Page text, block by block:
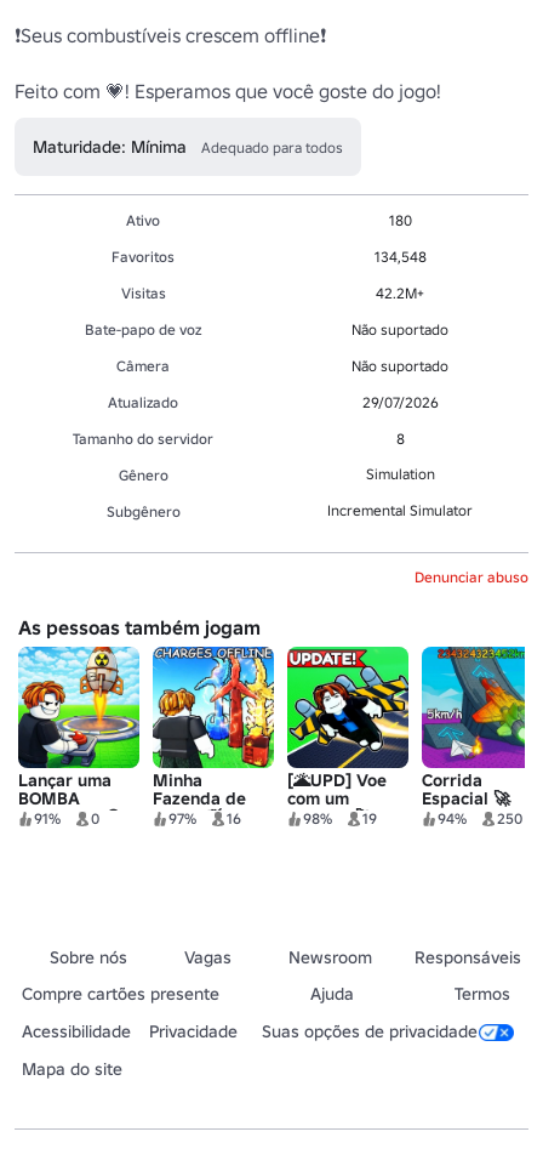
❗Seus combustíveis crescem offline❗
Feito com 💗! Esperamos que você goste do jogo!
Maturidade: Mínima Adequado para todos
Ativo
180
Favoritos
134,548
Visitas
42.2M+
Bate-papo de voz
Não suportado
Câmera
Não suportado
Atualizado
29/07/2026
Tamanho do servidor
8
Gênero
Simulation
Subgênero Incremental Simulator
Denunciar abuso
As pessoas também jogam
Lançar uma
BOMBA
NUCLEAR! ☢️
91% 0
Minha
Fazenda de
Vento 🍃
97% 16
[🌋UPD] Voe
com um
Jetpack 🚀
98% 19
Corrida
Espacial 🚀
94% 250
Sobre nós Vagas Newsroom
Responsáveis
Compre cartões presente
Ajuda
Termos
Acessibilidade
Privacidade
Suas opções de privacidade
Mapa do site